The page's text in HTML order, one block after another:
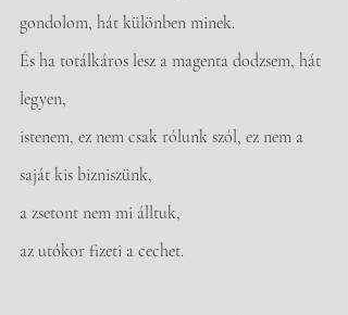
gondolom, hát különben minek.
És ha totálkáros lesz a magenta dodzsem, hát
legyen,
istenem, ez nem csak rólunk szól, ez nem a
saját kis bizniszünk,
a zsetont nem mi álltuk,
az utókor fizeti a cechet.